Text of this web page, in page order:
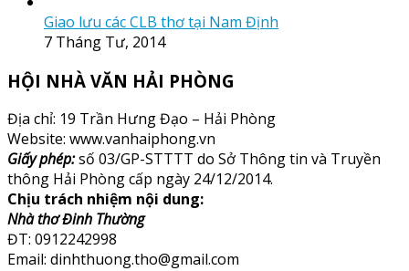
Giao lưu các CLB thơ tại Nam Định
7 Tháng Tư, 2014
HỘI NHÀ VĂN HẢI PHÒNG
Địa chỉ: 19 Trần Hưng Đạo – Hải Phòng
Website: www.vanhaiphong.vn
Giấy phép:số 03/GP-STTTT do Sở Thông tin và Truyền
thông Hải Phòng cấp ngày 24/12/2014.
Chịu trách nhiệm nội dung:
Nhà thơ Đinh Thường
ĐT: 0912242998
Email: dinhthuong.tho@gmail.com